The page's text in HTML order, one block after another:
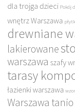
dla trojga dzieci Pokój
wnętrz Warszawa
drewniane
lakierowane
warszawa szafy
tarasy
łazienki warszawa
Warszawa tanio